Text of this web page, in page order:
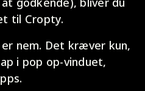
til Cropty.
nem. Det kræver kun,
i pop op-vinduet,